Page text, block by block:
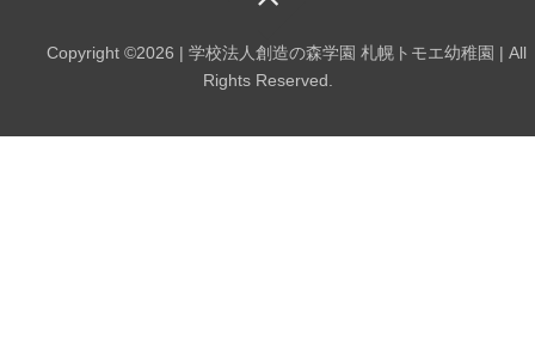
Copyright ©2026 | 学校法人創造の森学園 札幌トモエ幼稚園 | All
Rights Reserved.